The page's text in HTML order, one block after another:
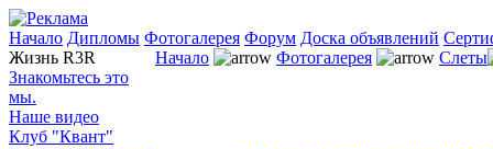
Начало Дипломы Фотогалерея Форум Доска объявлений
Жизнь R3R
Знакомьтесь это
мы.
Наше видео
Клуб "Квант"
Начало Фотогалерея Слеты